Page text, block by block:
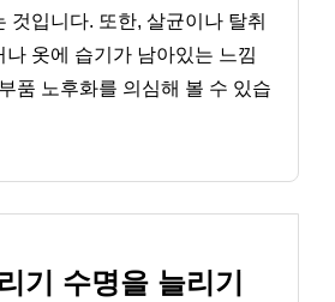
것입니다. 또한, 살균이나 탈취
나 옷에 습기가 남아있는 느낌
품 노후화를 의심해 볼 수 있습
기 수명을 늘리기